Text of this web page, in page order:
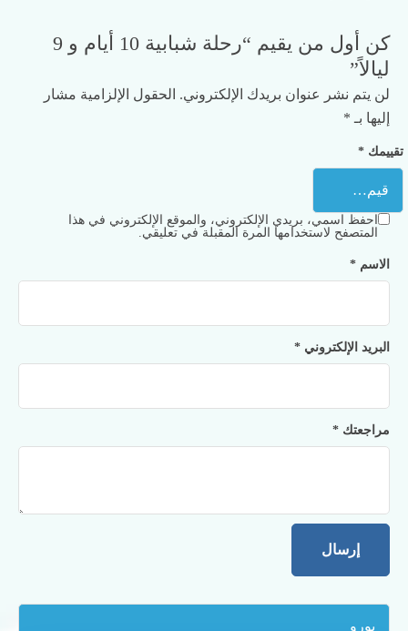
كن أول من يقيم “رحلة شبابية 10 أيام و 9
ليالاً”
لن يتم نشر عنوان بريدك الإلكتروني. الحقول الإلزامية مشار
إليها بـ *
تقييمك *
مراجعتك *
الاسم *
البريد الإلكتروني *
احفظ اسمي، بريدي الإلكتروني، والموقع الإلكتروني في هذا
المتصفح لاستخدامها المرة المقبلة في تعليقي.